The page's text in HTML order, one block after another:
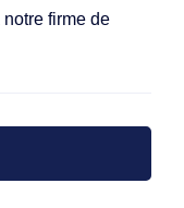
firme de